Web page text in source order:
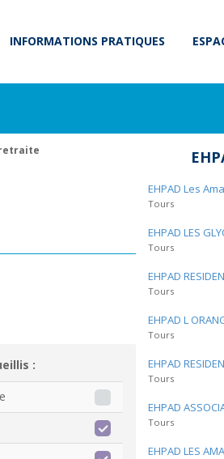
INFORMATIONS PRATIQUES
:
EHPAD Les
Tours
EHPAD LES
Tours
EHPAD
Tours
EHPAD L
Tours
EHPAD
Tours
EHPAD
Tours
EHPAD LES